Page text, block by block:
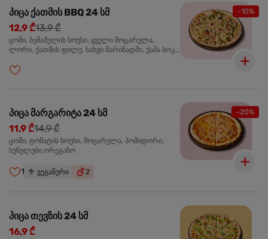
-10%
პიცა ქათმის BBQ 24 სმ
12,9 ₾13,9 ₾
ცომი, ბეშამელის სოუსი, ყველი მოცარელა,
ლორი, ქათმის ფილე, ხახვი მარინადში, ქამა სოკო
-20%
პიცა მარგარიტა 24 სმ
11,9 ₾14,9 ₾
ცომი, ტომატის სოუსი, მოცარელა, პომიდორი,
სუნელები,ორეგანო
1 🥦 ვეგანური 2
პიცა თევზის 24 სმ
16,9 ₾